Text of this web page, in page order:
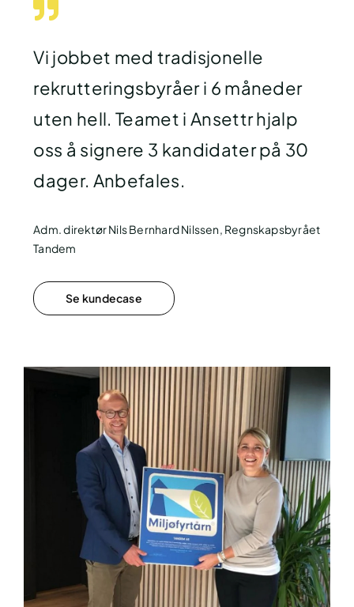
Vi jobbet med tradisjonelle
rekrutteringsbyråer i 6 måneder
uten hell. Teamet i Ansettr hjalp
oss å signere 3 kandidater på 30
dager. Anbefales.
Adm. direktør Nils Bernhard Nilssen, Regnskapsbyrået
Tandem
Se kundecase